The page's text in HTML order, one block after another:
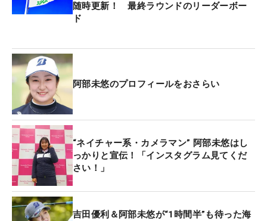
「今年は例年通りフクロウを探しにいったのです
が、いなくて。シマエナガ（小さな小鳥で雪の妖精
られてしまって。あとはオジロワシとオオワシを撮
りに行きました」
一方、人を被写体として撮影することは減ってしま
ったという。「（仲のいい）吉田優利が（米ツアー
参戦で）いなくなってしまって。でも人を撮ること
も好きになってきた。まだ勉強中ですけど、人はな
かなか難しいです」。
ズバリ聞いてみた。阿部にとって写真撮影とは？
「趣味ですけど、自分の中では大事にしているも
随時更新！ 最終ラウンドのリーダーボー
ド
阿部未悠のプロフィールをおさらい
“ネイチャー系・カメラマン” 阿部未悠はし
っかりと宣伝！「インスタグラム見てくだ
さい！」
吉田優利＆阿部未悠が“1時間半”も待った海